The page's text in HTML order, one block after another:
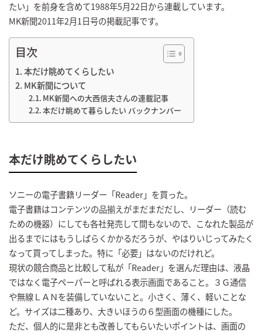
たい」を前身を含めて1988年5月22日から連載しています。
MK新聞2011年2月1日号の掲載記事です。
目次
本だけ眺めてくらしたい
MK新聞について
MK新聞への大西信夫さんの連載記事
本だけ眺めて暮らしたい バックナンバー
本だけ眺めてくらしたい
ソニーの電子書籍リーダー「Reader」を買った。
電子書籍はコンテンツの品揃えがまだまだだし、リーダー（読む
ための機器）にしても各社発売して間もないので、こなれた製品が
出るまでにはもうしばらくかかるだろうが、やはりいじってみたく
なって買ってしまった。特に「必要」はないのだけれど。
現状の競合商品と比較して私が「Reader」を選んだ理由は、液晶
ではなく電子ペーパーと呼ばれる表示画面であること。３Ｇ通信
や無線ＬＡＮを装備していないこと。小さく、薄く、軽いことな
ど。サイズは二種あり、大きいほうの６型画面の機種にした。
ただ、個人的に是非とも改善してもらいたいポイントは、画面の